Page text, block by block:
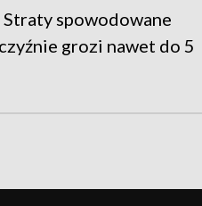
spowodowane
grozi nawet do 5